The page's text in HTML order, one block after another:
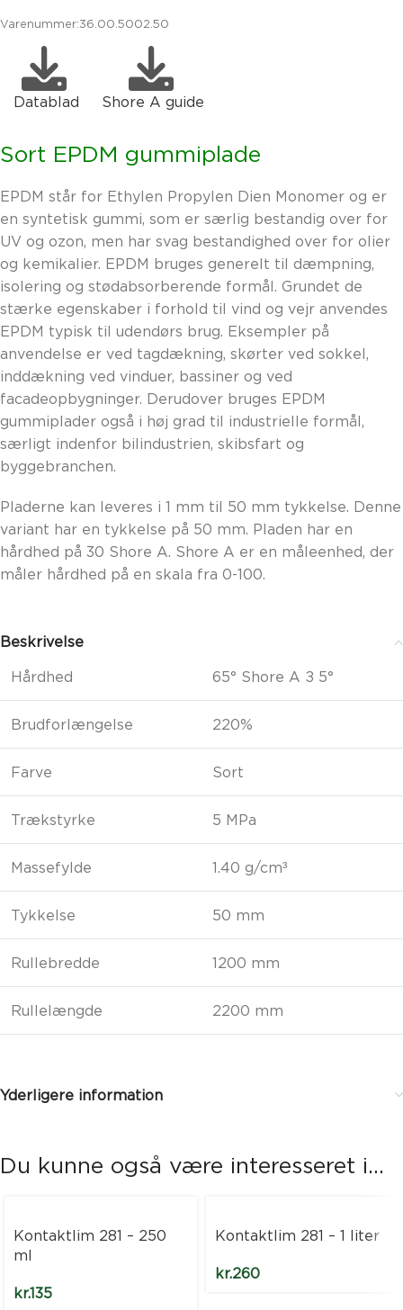
Varenummer:36.00.5002.50
Datablad Shore A guide
Sort EPDM gummiplade
EPDM står for Ethylen Propylen Dien Monomer og er
en syntetisk gummi, som er særlig bestandig over for
UV og ozon, men har svag bestandighed over for olier
og kemikalier. EPDM bruges generelt til dæmpning,
isolering og stødabsorberende formål. Grundet de
stærke egenskaber i forhold til vind og vejr anvendes
EPDM typisk til udendørs brug. Eksempler på
anvendelse er ved tagdækning, skørter ved sokkel,
inddækning ved vinduer, bassiner og ved
facadeopbygninger. Derudover bruges EPDM
gummiplader også i høj grad til industrielle formål,
særligt indenfor bilindustrien, skibsfart og
byggebranchen.
Pladerne kan leveres i 1 mm til 50 mm tykkelse. Denne
variant har en tykkelse på 50 mm. Pladen har en
hårdhed på 30 Shore A. Shore A er en måleenhed, der
måler hårdhed på en skala fra 0-100.
Beskrivelse
Hårdhed 65° Shore A ± 5°
Brudforlængelse 220%
Farve Sort
Trækstyrke 5 MPa
Massefylde 1.40 g/cm³
Tykkelse 50 mm
Rullebredde 1200 mm
Rullelængde 2200 mm
Yderligere information
Du kunne også være interesseret i...
Kontaktlim 281 – 250
ml
kr.135
Kontaktlim 281 – 1 liter
kr.260